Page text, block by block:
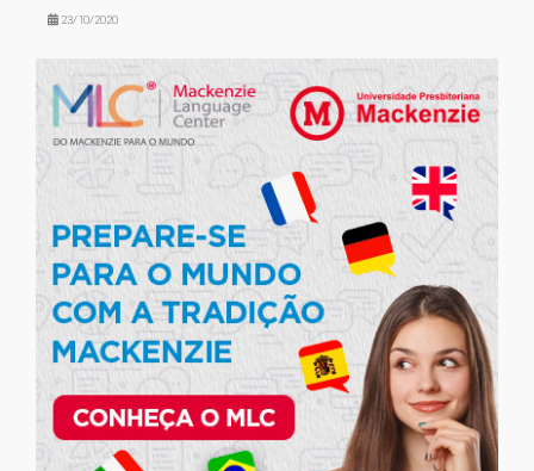
23/10/2020